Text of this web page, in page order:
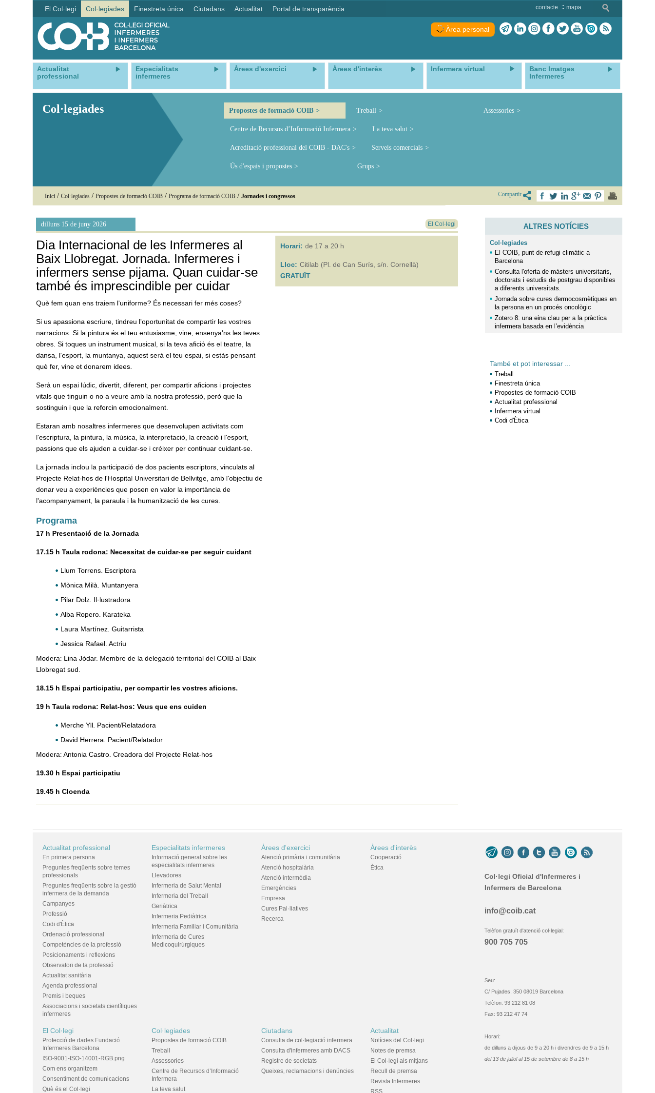
El Col·legi Col·legiades Finestreta única Ciutadans Actualitat Portal de transparència contacte mapa
Àrea personal
Actualitat
professional
Especialitats
infermeres
Àrees d'exercici Àrees d'interès Infermera virtual
Banc Imatges
Infermeres
Col·legiades Propostes de formació COIB Treball Assessories
Centre de Recursos d’Informació Infermera La teva salut
Acreditació professional del COIB - DAC's Serveis comercials
Ús d'espais i propostes Grups
Inici / Col·legiades / Propostes de formació COIB / Programa de formació COIB / Jornades i congressos Compartir
dilluns 15 de juny 2026 El Col·legi
Horari: de 17 a 20 h
Lloc: Citilab (Pl. de Can Surís, s/n. Cornellà)
GRATUÏT
Dia Internacional de les Infermeres al
Baix Llobregat. Jornada. Infermeres i
infermers sense pijama. Quan cuidar-se
també és imprescindible per cuidar
Què fem quan ens traiem l'uniforme? És necessari fer més coses?
Si us apassiona escriure, tindreu l'oportunitat de compartir les vostres
narracions. Si la pintura és el teu entusiasme, vine, ensenya'ns les teves
obres. Si toques un instrument musical, si la teva afició és el teatre, la
dansa, l'esport, la muntanya, aquest serà el teu espai, si estàs pensant
què fer, vine et donarem idees.
Serà un espai lúdic, divertit, diferent, per compartir aficions i projectes
vitals que tinguin o no a veure amb la nostra professió, però que la
sostinguin i que la reforcin emocionalment.
Estaran amb nosaltres infermeres que desenvolupen activitats com
l'escriptura, la pintura, la música, la interpretació, la creació i l'esport,
passions que els ajuden a cuidar-se i créixer per continuar cuidant-se.
La jornada inclou la participació de dos pacients escriptors, vinculats al
Projecte Relat-hos de l'Hospital Universitari de Bellvitge, amb l'objectiu de
donar veu a experiències que posen en valor la importància de
l'acompanyament, la paraula i la humanització de les cures.
Programa
17 h Presentació de la Jornada
17.15 h Taula rodona: Necessitat de cuidar-se per seguir cuidant
Llum Torrens. Escriptora
Mònica Milà. Muntanyera
Pilar Dolz. Il·lustradora
Alba Ropero. Karateka
Laura Martínez. Guitarrista
Jessica Rafael. Actriu
Modera: Lina Jódar. Membre de la delegació territorial del COIB al Baix
Llobregat sud.
18.15 h Espai participatiu, per compartir les vostres aficions.
19 h Taula rodona: Relat-hos: Veus que ens cuiden
Merche Yll. Pacient/Relatadora
David Herrera. Pacient/Relatador
Modera: Antonia Castro. Creadora del Projecte Relat-hos
19.30 h Espai participatiu
19.45 h Cloenda
ALTRES NOTÍCIES
Col·legiades
El COIB, punt de refugi climàtic a
Barcelona
Consulta l'oferta de màsters universitaris,
doctorats i estudis de postgrau disponibles
a diferents universitats.
Jornada sobre cures dermocosmètiques en
la persona en un procés oncològic
Zotero 8: una eina clau per a la pràctica
infermera basada en l’evidència
També et pot interessar ...
Treball
Finestreta única
Propostes de formació COIB
Actualitat professional
Infermera virtual
Codi d'Ètica
Actualitat professional
En primera persona
Preguntes freqüents sobre temes
professionals
Preguntes freqüents sobre la gestió
infermera de la demanda
Campanyes
Professió
Codi d'Ètica
Ordenació professional
Competències de la professió
Posicionaments i reflexions
Observatori de la professió
Actualitat sanitària
Agenda professional
Premis i beques
Associacions i societats científiques
infermeres
Especialitats infermeres
Informació general sobre les
especialitats infermeres
Llevadores
Infermeria de Salut Mental
Infermeria del Treball
Geriàtrica
Infermeria Pediàtrica
Infermeria Familiar i Comunitària
Infermeria de Cures
Medicoquirúrgiques
Àrees d'exercici
Atenció primària i comunitària
Atenció hospitalària
Atenció intermèdia
Emergències
Empresa
Cures Pal·liatives
Recerca
Àrees d'interès
Cooperació
Ètica
El Col·legi
Protecció de dades Fundació
Infermeres Barcelona
ISO-9001-ISO-14001-RGB.png
Com ens organitzem
Consentiment de comunicacions
Què és el Col·legi
Col·legiades
Propostes de formació COIB
Treball
Assessories
Centre de Recursos d’Informació
Infermera
La teva salut
Ciutadans
Consulta de col·legiació infermera
Consulta d'infermeres amb DACS
Registre de societats
Queixes, reclamacions i denúncies
Actualitat
Notícies del Col·legi
Notes de premsa
El Col·legi als mitjans
Recull de premsa
Revista Infermeres
RSS
Col·legi Oficial d'Infermeres i
Infermers de Barcelona
info@coib.cat
Telèfon gratuït d'atenció col·legial:
900 705 705
Seu:
C/ Pujades, 350 08019 Barcelona
Telèfon: 93 212 81 08
Fax: 93 212 47 74
Horari:
de dilluns a dijous de 9 a 20 h i divendres de 9 a 15 h
del 13 de juliol al 15 de setembre de 8 a 15 h